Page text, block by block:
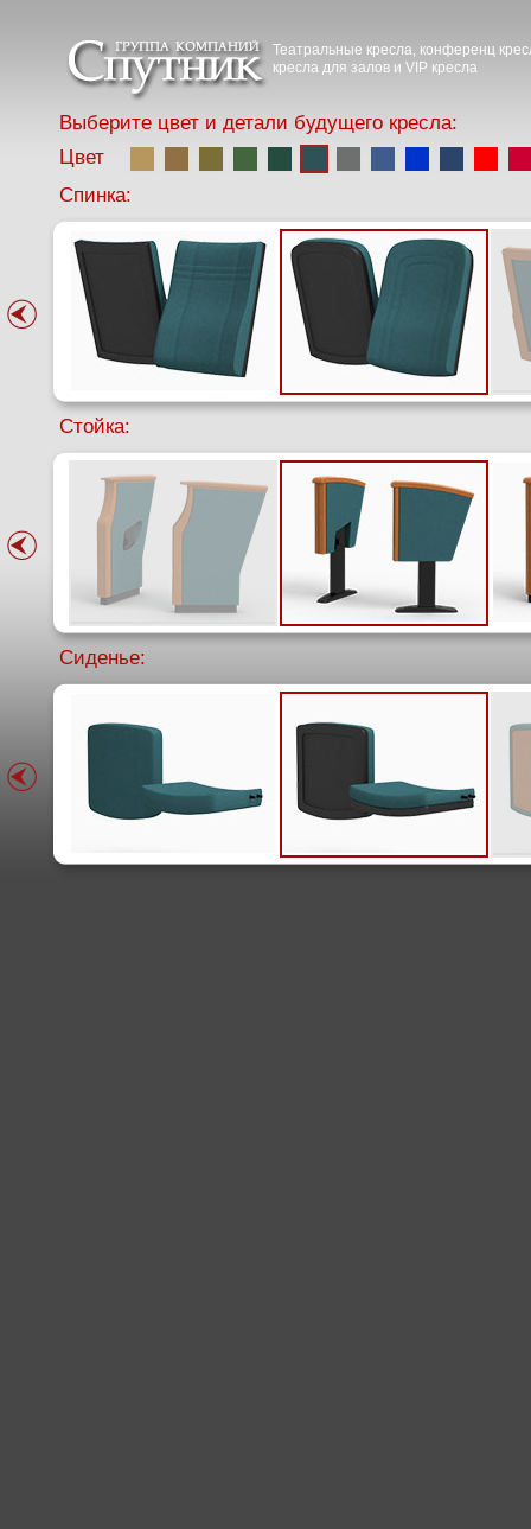
Театральные кресла, конференц
кресла для залов и VIP кресла
Выберите цвет и детали будущего кресла:
Цвет
Спинка:
Стойка:
Сиденье: